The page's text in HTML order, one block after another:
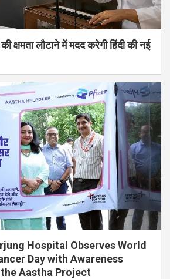
क्षमता लौटाने में मदद करेगी हिंदी की नई
Hospital Observes World
Day with Awareness
Aastha Project